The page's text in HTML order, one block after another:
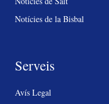
Notícies de la Bisbal
Serveis
Avís Legal